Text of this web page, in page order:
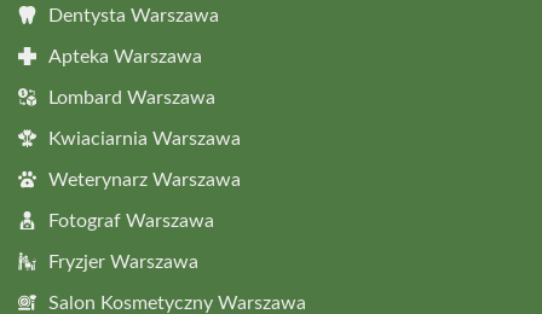
Dentysta Warszawa
Apteka Warszawa
Lombard Warszawa
Kwiaciarnia Warszawa
Weterynarz Warszawa
Fotograf Warszawa
Fryzjer Warszawa
Salon Kosmetyczny Warszawa